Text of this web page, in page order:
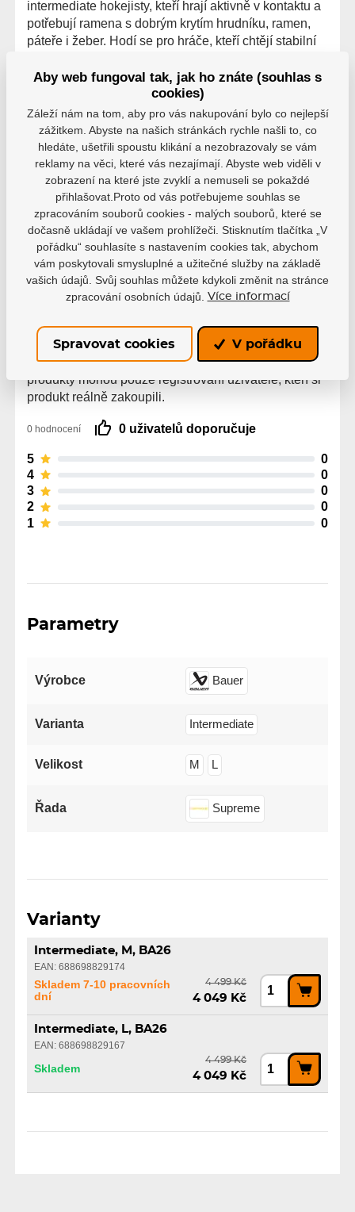
intermediate hokejisty, kteří hrají aktivně v kontaktu a
potřebují ramena s dobrým krytím hrudníku, ramen,
páteře i žeber. Hodí se pro hráče, kteří chtějí stabilní
v těsných herních situacích.
Hodnocení
Hodnocení pochází od ověřených uživatelů. Hodnotit
produkty mohou pouze registrovaní uživatelé, kteří si
produkt reálně zakoupili.
0 hodnocení 0 uživatelů doporučuje
5
0
4
0
3
0
2
0
1
0
Parametry
Výrobce Bauer
Varianta Intermediate
Velikost M L
Řada Supreme
Varianty
Intermediate, M, BA26
EAN: 688698829174
Skladem 7-10 pracovních
dní
4 499 Kč
4 049 Kč
Intermediate, L, BA26
EAN: 688698829167
Skladem
4 499 Kč
4 049 Kč
Aby web fungoval tak, jak ho znáte (souhlas s
cookies)
Záleží nám na tom, aby pro vás nakupování bylo co nejlepší
zážitkem. Abyste na našich stránkách rychle našli to, co
hledáte, ušetřili spoustu klikání a nezobrazovaly se vám
reklamy na věci, které vás nezajímají. Abyste web viděli v
zobrazení na které jste zvyklí a nemuseli se pokaždé
přihlašovat.Proto od vás potřebujeme souhlas se
zpracováním souborů cookies - malých souborů, které se
dočasně ukládají ve vašem prohlížeči. Stisknutím tlačítka „V
pořádku“ souhlasíte s nastavením cookies tak, abychom
vám poskytovali smysluplné a užitečné služby na základě
vašich údajů. Svůj souhlas můžete kdykoli změnit na stránce
zpracování osobních údajů.
Více informací
Spravovat cookies V pořádku